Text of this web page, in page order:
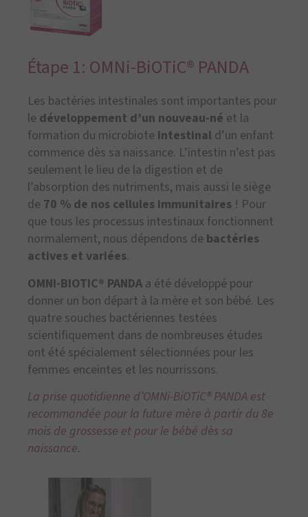
Étape 1: OMNi-BiOTiC® PANDA
Les bactéries intestinales sont importantes pour
le développement d’un nouveau-né et la
formation du microbiote intestinal d’un enfant
commence dès sa naissance. L’intestin n’est pas
seulement le lieu de la digestion et de
l’absorption des nutriments, mais aussi le siège
de 70 % de nos cellules immunitaires ! Pour
que tous les processus intestinaux fonctionnent
normalement, nous dépendons de bactéries
actives et variées.
OMNI-BIOTIC® PANDA a été développé pour
donner un bon départ à la mère et son bébé. Les
quatre souches bactériennes testées
scientifiquement dans de nombreuses études
ont été spécialement sélectionnées pour les
femmes enceintes et les nourrissons.
La prise quotidienne d’OMNi-BiOTiC® PANDA est
recommandée pour la future mère à partir du 8e
mois de grossesse et pour le bébé dès sa
naissance.